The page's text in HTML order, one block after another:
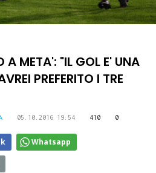
A META': "IL GOL E' UNA
PREFERITO I TRE
05.10.2016 19:54 410 0
Whatsapp